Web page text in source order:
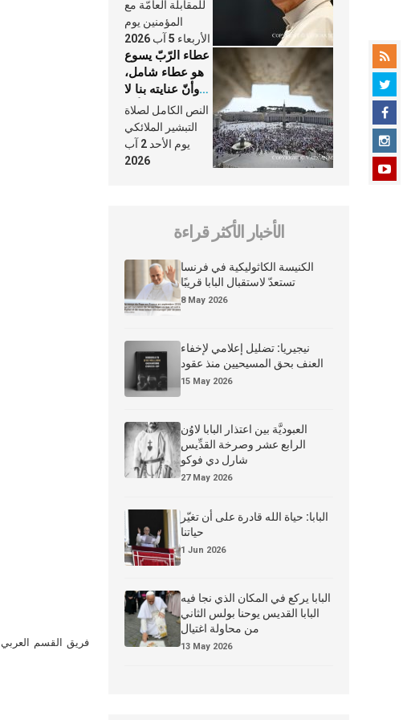
فريق القسم
الكنيسة
للمقابلة العامّة مع
المؤمنين يوم
الأربعاء 5 آب 2026
عطاء الرّبّ يسوع
هو عطاء شامل،
وأنّ عنايته بنا لا
تغيب عنّا أبدًا
النص الكامل لصلاة
التبشير الملائكي
يوم الأحد 2 آب
2026
الأخبار الأكثر قراءة
الكنيسة الكاثوليكية في فرنسا
تستعدّ لاستقبال البابا قريبًا
8 May 2026
نيجيريا: تضليل إعلامي لإخفاء
العنف بحق المسيحيين منذ عقود
15 May 2026
العبوديَّة بين اعتذار البابا لاوُن
الرابع عشر وصرخة القدِّيس
شارل دي فوكو
27 May 2026
البابا: حياة الله قادرة على أن تغيّر
حياتنا
1 Jun 2026
البابا يركع في المكان الذي نجا فيه
البابا القديس يوحنا بولس الثاني
من محاولة اغتيال
13 May 2026